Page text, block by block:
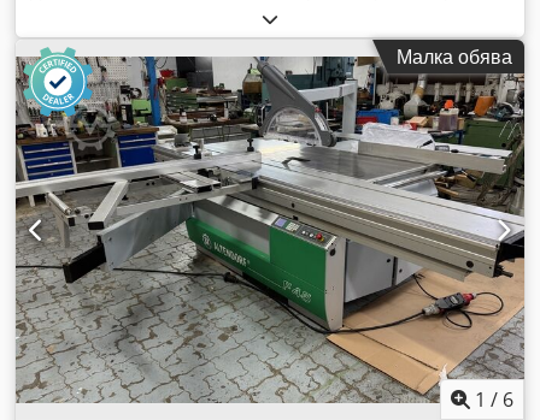
надлъжен линеал: 1350 мм Ширина на рязане при
напречен линеал: 3200 мм Дълбочина на рязане: 170 мм
Предрезвач: не Регулиране на височината на диска:
електрическо Регулиране на наклона на диска:
електрическо Регулиране на надлъжния линеал: ръчно
Codpfeyl Tihjx Afworf Регулиране на напречния линеал:
ръчно Показване на ъгъла на диска: дигитално Показване
на височината на рязане: дигитално Показване на
надлъжния линеал: дигитално Показване на напречното
мерило: скала Диаметър на триона: 500 мм Обороти: 4
Мощност на мотора: 7,5 kW Връзка за аспирация: 80 и 120
мм Дължина на машината: 3600 мм Ширина на машината:
2200 мм Тегло: 1200 кг
Малка обява
1 / 6